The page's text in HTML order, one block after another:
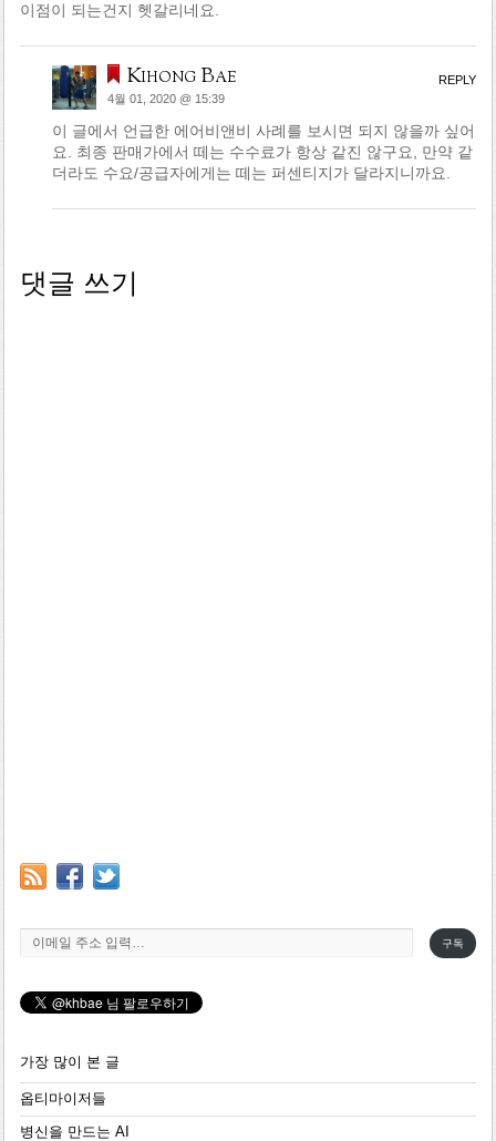
이점이 되는건지 헷갈리네요.
Kihong Bae
4월 01, 2020 @ 15:39
이 글에서 언급한 에어비앤비 사례를 보시면 되지 않을까 싶어
요. 최종 판매가에서 떼는 수수료가 항상 같진 않구요, 만약 같
더라도 수요/공급자에게는 떼는 퍼센티지가 달라지니까요.
REPLY
댓글 쓰기
이메일 주소 입력…
구독
가장 많이 본 글
옵티마이저들
병신을 만드는 AI